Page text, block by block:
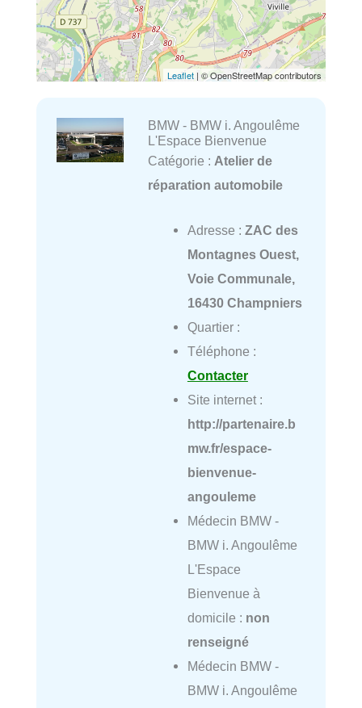
Leaflet | © OpenStreetMap contributors
BMW - BMW i. Angoulême
L'Espace Bienvenue
Catégorie : Atelier de
réparation automobile
Adresse : ZAC des
Montagnes Ouest,
Voie Communale,
16430 Champniers
Quartier :
Téléphone :
Contacter
Site internet :
http://partenaire.b
mw.fr/espace-
bienvenue-
angouleme
Médecin BMW -
BMW i. Angoulême
L'Espace
Bienvenue à
domicile : non
renseigné
Médecin BMW -
BMW i. Angoulême